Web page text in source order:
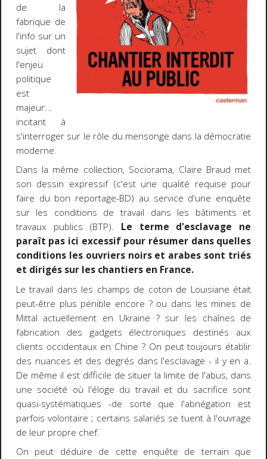
de la
fabrique de
l'info sur un
sujet dont
l'enjeu
politique
est
majeur...
incitant à
s'interroger sur le rôle du mensonge dans la démocratie
moderne.
Dans la même collection, Sociorama, Claire Braud met
son dessin expressif (c'est une qualité requise pour
faire du bon reportage-BD) au service d'une enquête
sur les conditions de travail dans les bâtiments et
travaux publics (BTP). Le terme d'esclavage ne
paraît pas ici excessif pour résumer dans quelles
conditions les ouvriers noirs et arabes sont triés
et dirigés sur les chantiers en France.
Le travail dans les champs de coton de Louisiane était
peut-être plus pénible encore ? ou dans les mines de
Mittal actuellement en Ukraine ? sur les chaînes de
fabrication des gadgets électroniques destinés aux
clients occidentaux en Chine ? On peut toujours établir
des nuances et des degrés dans l'esclavage - il y en a.
De même il est difficile de situer la limite de l'abus, dans
une société où l'éloge du travail et du sacrifice sont
quasi-systématiques -de sorte que l'abnégation est
parfois volontaire ; certains salariés se tuent à l'ouvrage
de leur propre chef.
On peut déduire de cette enquête de terrain que